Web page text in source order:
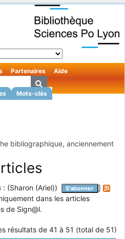
Mots-clés
Partenaires Aide
bibliographique, anciennement
: (Sharon (Ariel)) S'abonner
]
dans les articles
de Sign@l.
résultats de 41 à 51 (total de 51)